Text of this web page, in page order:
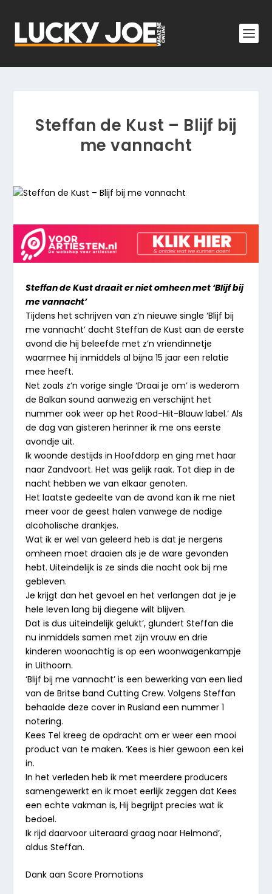
Steffan de Kust – Blijf bij
me vannacht
Steffan de Kust draait er niet omheen met ‘Blijf bij
me vannacht’
Tijdens het schrijven van z’n nieuwe single ‘Blijf bij
me vannacht’ dacht Steffan de Kust aan de eerste
avond die hij beleefde met z’n vriendinnetje
waarmee hij inmiddels al bijna 15 jaar een relatie
mee heeft.
Net zoals z’n vorige single ‘Draai je om’ is wederom
de Balkan sound aanwezig en verschijnt het
nummer ook weer op het Rood-Hit-Blauw label.‘ Als
de dag van gisteren herinner ik me ons eerste
avondje uit.
Ik woonde destijds in Hoofddorp en ging met haar
naar Zandvoort. Het was gelijk raak. Tot diep in de
nacht hebben we van elkaar genoten.
Het laatste gedeelte van de avond kan ik me niet
meer voor de geest halen vanwege de nodige
alcoholische drankjes.
Wat ik er wel van geleerd heb is dat je nergens
omheen moet draaien als je de ware gevonden
hebt. Uiteindelijk is ze sinds die nacht ook bij me
gebleven.
Je krijgt dan het gevoel en het verlangen dat je je
hele leven lang bij diegene wilt blijven.
Dat is dus uiteindelijk gelukt’, glundert Steffan die
nu inmiddels samen met zijn vrouw en drie
kinderen woonachtig is op een woonwagenkampje
in Uithoorn.
‘Blijf bij me vannacht’ is een bewerking van een lied
van de Britse band Cutting Crew. Volgens Steffan
behaalde deze cover in Rusland een nummer 1
notering.
Kees Tel kreeg de opdracht om er weer een mooi
product van te maken. ‘Kees is hier gewoon een kei
in.
In het verleden heb ik met meerdere producers
samengewerkt en ik moet eerlijk zeggen dat Kees
een echte vakman is, Hij begrijpt precies wat ik
bedoel.
Ik rijd daarvoor uiteraard graag naar Helmond’,
aldus Steffan.
Dank aan Score Promotions